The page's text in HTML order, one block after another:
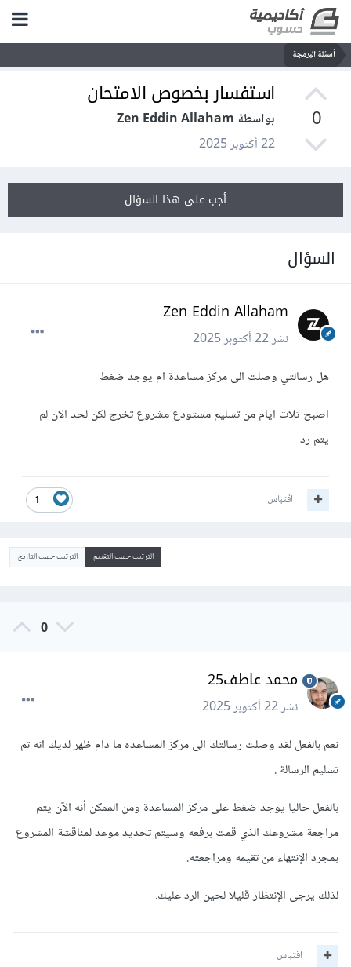
أسئلة البرمجة
0
استفسار بخصوص الامتحان
بواسطة Zen Eddin Allaham
22 أكتوبر 2025
أجب على هذا السؤال
السؤال
Zen Eddin Allaham
نشر22 أكتوبر 2025
هل رسالتي وصلت الى مركز مساعدة ام يوجد ضغط
اصبح ثلاث ايام من تسليم مستودع مشروع تخرج لكن لحد الان لم
يتم رد
1 اقتباس
الترتيب حسب التقييم الترتيب حسب التاريخ
0
محمد عاطف25
نشر22 أكتوبر 2025
نعم بالفعل لقد وصلت رسالتك الى مركز المساعده ما دام ظهر لديك انه تم
تسليم الرسالة .
بالفعل حاليا يوجد ضغط على مركز المساعدة ومن الممكن أنه الآن يتم
مراجعة مشروعك الذي قمت برفعه وسيتم تحديد موعد لمناقشة المشروع
بمجرد الإنتهاء من تقيمه ومراجعته.
لذلك يرجى الإنتظار قليلا لحين الرد عليك.
اقتباس